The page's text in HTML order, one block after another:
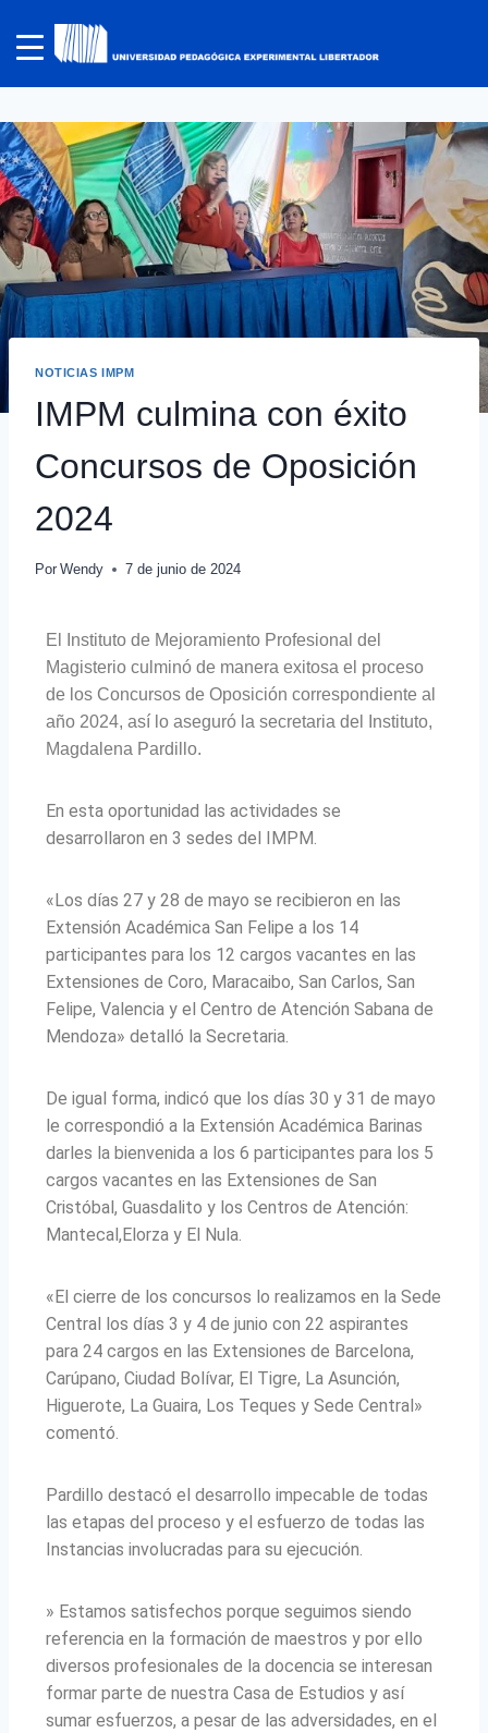
NOTICIAS IMPM
IMPM culmina con éxito
Concursos de Oposición
2024
Por Wendy 7 de junio de 2024
El Instituto de Mejoramiento Profesional del
Magisterio culminó de manera exitosa el proceso
de los Concursos de Oposición correspondiente al
año 2024, así lo aseguró la secretaria del Instituto,
Magdalena Pardillo.
En esta oportunidad las actividades se
desarrollaron en 3 sedes del IMPM.
«Los días 27 y 28 de mayo se recibieron en las
Extensión Académica San Felipe a los 14
participantes para los 12 cargos vacantes en las
Extensiones de Coro, Maracaibo, San Carlos, San
Felipe, Valencia y el Centro de Atención Sabana de
Mendoza» detalló la Secretaria.
De igual forma, indicó que los días 30 y 31 de mayo
le correspondió a la Extensión Académica Barinas
darles la bienvenida a los 6 participantes para los 5
cargos vacantes en las Extensiones de San
Cristóbal, Guasdalito y los Centros de Atención:
Mantecal,Elorza y El Nula.
«El cierre de los concursos lo realizamos en la Sede
Central los días 3 y 4 de junio con 22 aspirantes
para 24 cargos en las Extensiones de Barcelona,
Carúpano, Ciudad Bolívar, El Tigre, La Asunción,
Higuerote, La Guaira, Los Teques y Sede Central»
comentó.
Pardillo destacó el desarrollo impecable de todas
las etapas del proceso y el esfuerzo de todas las
Instancias involucradas para su ejecución.
» Estamos satisfechos porque seguimos siendo
referencia en la formación de maestros y por ello
diversos profesionales de la docencia se interesan
formar parte de nuestra Casa de Estudios y así
sumar esfuerzos, a pesar de las adversidades, en el